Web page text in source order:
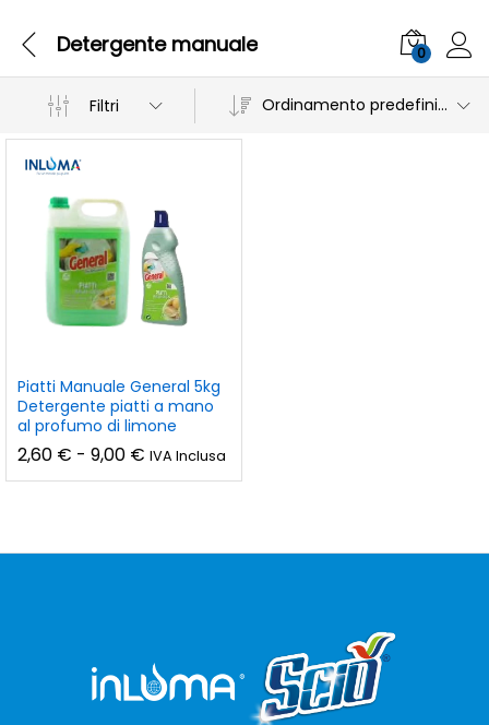
Detergente manuale 0
Filtri Ordinamento predefinito
Piatti Manuale General 5kg
Detergente piatti a mano
al profumo di limone
2,60 € - 9,00 € Fascia
prezzo:
9,00 €
IVA Inclusa